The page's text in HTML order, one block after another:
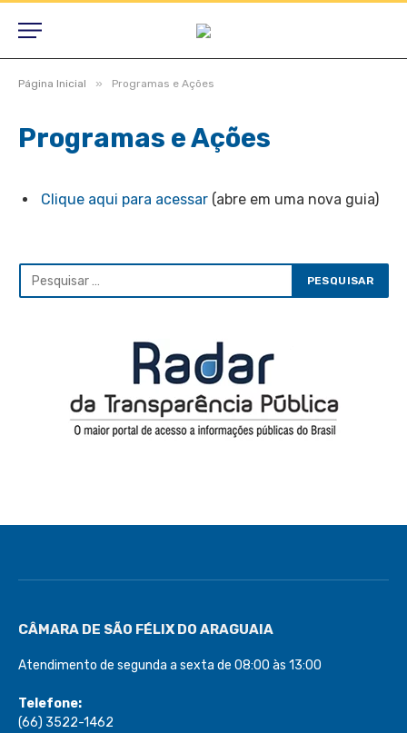
Página Inicial » Programas e Ações
Programas e Ações
Clique aqui para acessar (abre em uma nova guia)
CÂMARA DE SÃO FÉLIX DO ARAGUAIA
Atendimento de segunda a sexta de 08:00 às 13:00
Telefone:
(66) 3522-1462